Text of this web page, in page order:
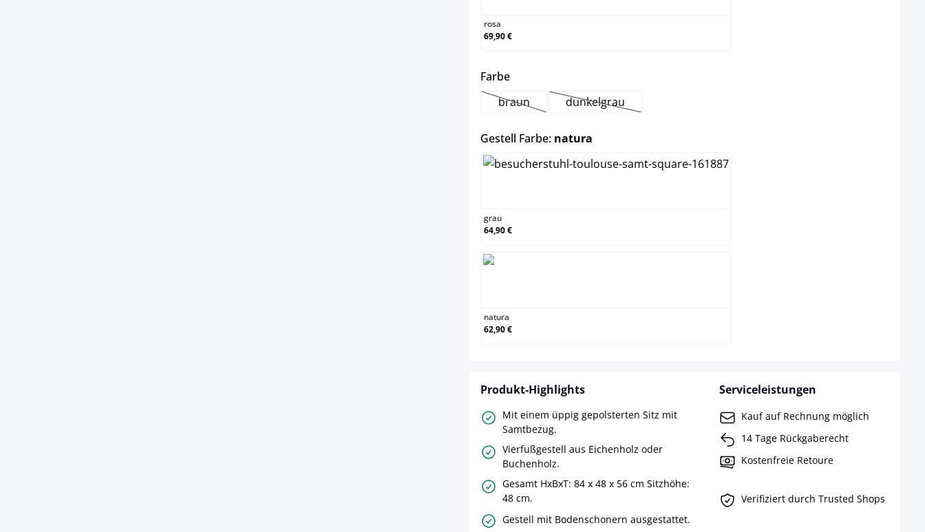
rosa
69,90 €
Farbeauswählen
braun(Diese Option ist zurzeit nicht verfügbar.)
dunkelgrau(Diese Option ist zurzeit nicht verfügbar.)
Gestell Farbe: natura
grau
64,90 €
natura
62,90 €
Produkt-Highlights
Mit einem üppig gepolsterten Sitz mit
Samtbezug.
Vierfußgestell aus Eichenholz oder
Buchenholz.
Gesamt HxBxT: 84 x 48 x 56 cm Sitzhöhe:
48 cm.
Gestell mit Bodenschonern ausgestattet.
Serviceleistungen
Kauf auf Rechnung möglich
14 Tage Rückgaberecht
Kostenfreie Retoure
Verifiziert durch Trusted Shops